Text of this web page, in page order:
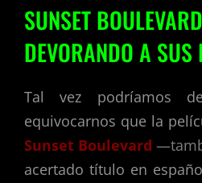
SUNSET
DEVORANDO A SUS
Tal vez podríamos
equivocarnos que la
Sunset Boulevard
acertado título en